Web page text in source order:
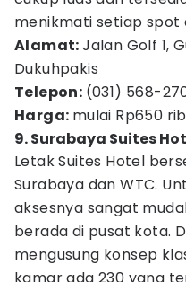
menikmati setiap spot
Alamat:Jalan Golf 1,
Dukuhpakis
Telepon: (031) 568-
Harga: mulai Rp650
9. Surabaya Suites
Letak Suites Hotel
Surabaya dan WTC.
aksesnya sangat
berada di pusat kota.
mengusung konsep